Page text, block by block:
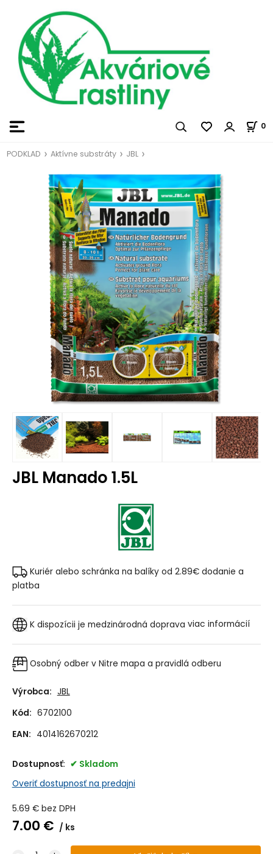
0
PODKLAD Aktívne substráty JBL
JBL Manado 1.5L
Kuriér alebo schránka na balíky od 2.89€ dodanie a
platba
K dispozícii je medzinárodná doprava viac informácií
Osobný odber v Nitre mapa a pravidlá odberu
Výrobca: JBL
Kód: 6702100
EAN: 4014162670212
Dostupnosť:
Skladom
Overiť dostupnosť na predajni
5.69 € bez DPH
7.00 € ks